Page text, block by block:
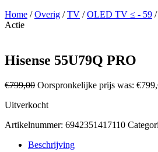
Home /Overig /TV /OLED TV ≤ - 59
Actie
Hisense 55U79Q PRO
€799,00 Oorspronkelijke prijs was:
Uitverkocht
Artikelnummer: 6942351417110
Beschrijving